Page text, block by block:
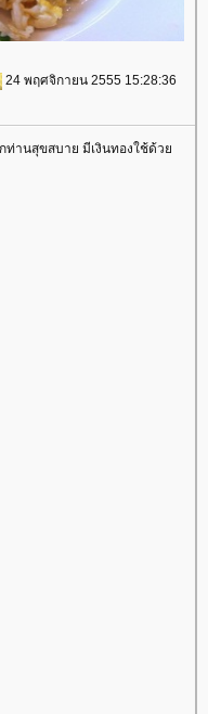
24 พฤศจิกายน 2555 15:28:36
ท่านสุขสบาย มีเงินทองใช้ด้ว